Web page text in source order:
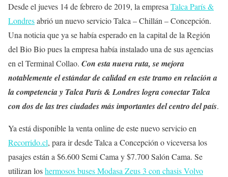
Desde el jueves 14 de febrero de 2019, la empresaTalca París &
Londresabrió un nuevo servicio Talca – Chillán – Concepción.
Una noticia que ya se había esperado en la capital de la Región
del Bio Bio pues la empresa había instalado una de sus agencias
en el Terminal Collao. Con esta nueva ruta, se mejora
notablemente el estándar de calidad en este tramo en relación a
la competencia y Talca París & Londres logra conectar Talca
con dos de las tres ciudades más importantes del centro del país.
Ya está disponible la venta online de este nuevo servicio en
Recorrido.cl, para ir desde Talca a Concepción o viceversa los
pasajes están a $6.600 Semi Cama y $7.700 Salón Cama. Se
utilizan loshermosos buses Modasa Zeus 3 con chasis Volvo